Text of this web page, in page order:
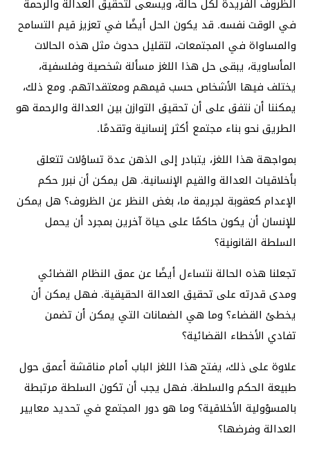
في الوقت نفسه. قد يكون الحل أيضًا في تعزيز قيم التسامح
والمساواة في المجتمعات، لتقليل حدوث مثل هذه الحالات
المأساوية، يبقى حل هذا اللغز مسألة شخصية وفلسفية،
يختلف فيها الأشخاص حسب قيمهم ومعتقداتهم. ومع ذلك،
يمكننا أن نتفق على أن تحقيق التوازن بين العدالة والرحمة هو
الطريق نحو بناء مجتمع أكثر إنسانية وتقدمًا.
بمواجهة هذا اللغز، يتبادر إلى الذهن عدة تساؤلات تتعلق
بأخلاقيات العدالة والقيم الإنسانية. هل يمكن أن نبرر حكم
الإعدام كعقوبة لجريمة ما، بغض النظر عن الظروف؟ هل يمكن
للإنسان أن يكون حاكمًا على حياة آخرين بمجرد أن يحمل
السلطة القانونية؟
تجعلنا هذه الحالة نتساءل أيضًا عن عمق النظام القضائي
ومدى قدرته على تحقيق العدالة الحقيقية. فهل يمكن أن
يخطئ القضاء؟ وما هي الضمانات التي يمكن أن تضمن
تفادي الأخطاء القضائية؟
علاوة على ذلك، يفتح هذا اللغز الباب أمام مناقشة أعمق حول
طبيعة الحكم والسلطة. فهل يجب أن تكون السلطة مرتبطة
بالمسؤولية الأخلاقية؟ وما هو دور المجتمع في تحديد معايير
العدالة وفرضها؟